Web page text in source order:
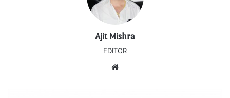
Ajit Mishra
EDITOR